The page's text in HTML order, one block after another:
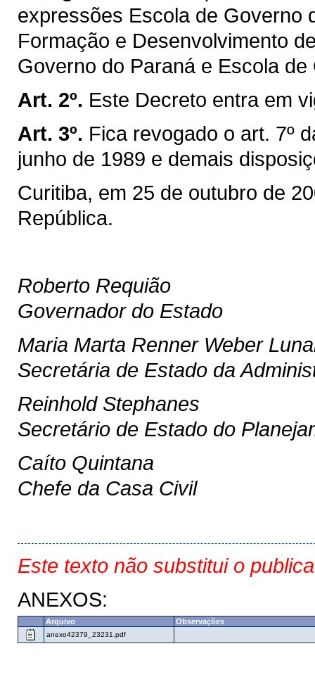
expressões Escola de Governo
Formação e Desenvolvimento
Governo do Paraná e Escola de
Art. 2º. Este Decreto entra em
Art. 3º. Fica revogado o art. 7º
junho de 1989 e demais
Curitiba, em 25 de outubro de
República.
Roberto Requião
Governador do Estado
Maria Marta Renner Weber
Secretária de Estado da
Reinhold Stephanes
Secretário de Estado do
Caíto Quintana
Chefe da Casa Civil
Este texto não substitui o
ANEXOS:
Arquivo Observações
anexo42379_23231.pdf